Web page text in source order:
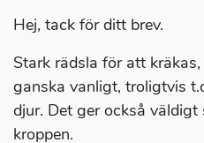
Hej, tack för ditt brev.
Stark rädsla för att
ganska vanligt, troligtvis
djur. Det ger också
kroppen.